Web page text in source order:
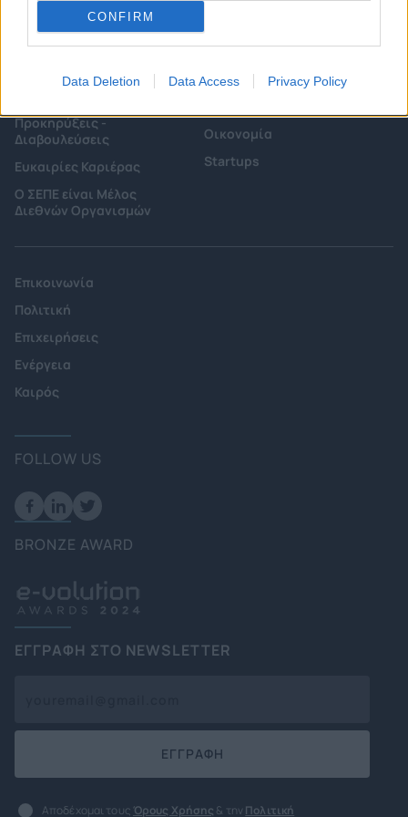
CONFIRM
Data Deletion Data Access Privacy Policy
Επιτροπές & Ομάδες
Προκηρύξεις -
Διαβουλεύσεις
Ευκαιρίες Καριέρας
Ο ΣΕΠΕ είναι Μέλος
Διεθνών Οργανισμών
Τεχνολογικά Νέα
Έρευνες - Μελέτες
Οικονομία
Startups
Επικοινωνία
Πολιτική
Επιχειρήσεις
Ενέργεια
Καιρός
FOLLOW US
BRONZE AWARD
ΕΓΓΡΑΦΗ ΣΤΟ NEWSLETTER
ΕΓΓΡΑΦΗ
Αποδέχομαι τους Όρους Χρήσης & την Πολιτική